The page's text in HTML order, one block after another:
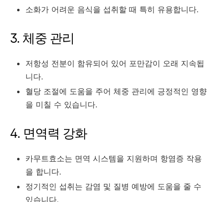
소화가 어려운 음식을 섭취할 때 특히 유용합니다.
3. 체중 관리
저항성 전분이 함유되어 있어 포만감이 오래 지속됩
니다.
혈당 조절에 도움을 주어 체중 관리에 긍정적인 영향
을 미칠 수 있습니다.
4. 면역력 강화
카무트효소는 면역 시스템을 지원하며 항염증 작용
을 합니다.
정기적인 섭취는 감염 및 질병 예방에 도움을 줄 수
있습니다.